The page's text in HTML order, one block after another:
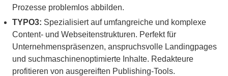
Prozesse problemlos abbilden.
TYPO3: Spezialisiert auf umfangreiche und komplexe
Content- und Webseitenstrukturen. Perfekt für
Unternehmens­präsenzen, anspruchsvolle Landingpages
und suchmaschinenoptimierte Inhalte. Redakteure
profitieren von ausgereiften Publishing-Tools.